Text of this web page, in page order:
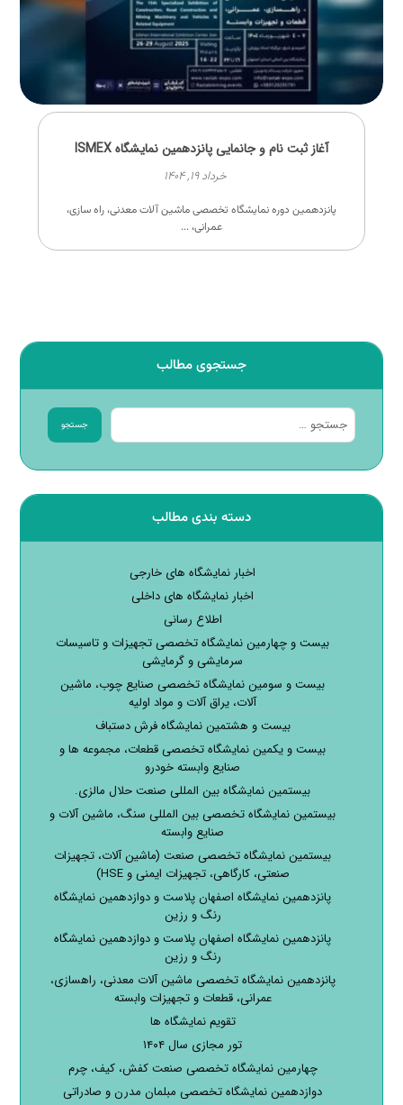
آغاز ثبت نام و جانمایی پانزدهمین نمایشگاه ISMEX
خرداد ۱۹, ۱۴۰۴
پانزدهمین دوره نمایشگاه تخصصی ماشین آلات معدنی، راه سازی،
عمرانی، ...
جستجوی مطالب
جستجو
دسته بندی مطالب
اخبار نمایشگاه های خارجی
اخبار نمایشگاه های داخلی
اطلاع رسانی
بیست و چهارمین نمایشگاه تخصصی تجهیزات و تاسیسات
سرمایشی و گرمایشی
بیست و سومین نمایشگاه تخصصی صنایع چوب، ماشین
آلات، یراق آلات و مواد اولیه
بیست و هشتمین نمایشگاه فرش دستباف
بیست و یکمین نمایشگاه تخصصی قطعات، مجموعه ها و
صنایع وابسته خودرو
بیستمین نمایشگاه بین المللی صنعت حلال مالزی.
بیستمین نمایشگاه تخصصی بین المللی سنگ، ماشین آلات و
صنایع وابسته
بیستمین نمایشگاه تخصصی صنعت (ماشین آلات، تجهیزات
صنعتی، کارگاهی، تجهیزات ایمنی و HSE)
پانزدهمین نمایشگاه اصفهان پلاست و دوازدهمین نمایشگاه
رنگ و رزین
پانزدهمین نمایشگاه اصفهان پلاست و دوازدهمین نمایشگاه
رنگ و رزین
پانزدهمین نمایشگاه تخصصی ماشین آلات معدنی، راهسازی،
عمرانی، قطعات و تجهیزات وابسته
تقویم نمایشگاه ها
تور مجازی سال ۱۴۰۴
چهارمین نمایشگاه تخصصی صنعت کفش، کیف، چرم
دوازدهمین نمایشگاه تخصصی مبلمان مدرن و صادراتی